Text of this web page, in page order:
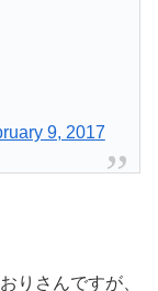
9, 2017
りさんですが、